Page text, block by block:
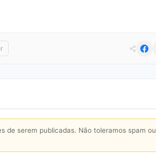
de serem publicadas. Não toleramos spam ou